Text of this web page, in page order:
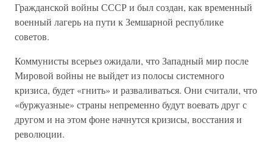
Гражданской войны СССР и был создан, как временный
военный лагерь на пути к Земшарной республике
советов.
Коммунисты всерьез ожидали, что Западный мир после
Мировой войны не выйдет из полосы системного
кризиса, будет «гнить» и разваливаться. Они считали, что
«буржуазные» страны непременно будут воевать друг с
другом и на этом фоне начнутся кризисы, восстания и
революции.